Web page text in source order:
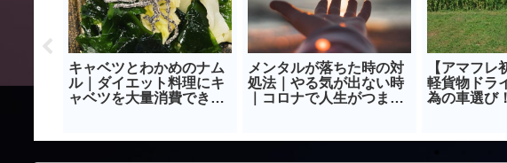
め！
キャベツとわかめのナム
ル｜ダイエット料理にキ
ャベツを大量消費できる
メンタルが落ちた時の対
処法｜やる気が出ない時
｜コロナで人生がつまら
【アマフレ
軽貨物ドラ
為の車選び！